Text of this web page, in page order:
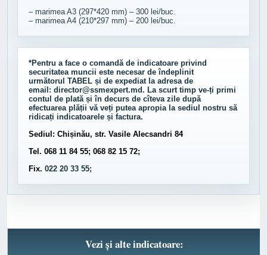
– marimea A3 (297*420 mm) – 300 lei/buc.
– marimea A4 (210*297 mm) – 200 lei/buc.
*Pentru a face o comandă de indicatoare privind
securitatea muncii este necesar de îndeplinit
următorul TABEL și de expediat la adresa de
email: director@ssmexpert.md. La scurt timp ve-ți primi
contul de plată și în decurs de cîteva zile după
efectuarea plății vă veți putea apropia la sediul nostru să
ridicați indicatoarele și factura.
Sediul: Chișinău, str. Vasile Alecsandri 84
Tel. 068 11 84 55; 068 82 15 72;
Fix. 022 20 33 55;
Vezi și alte indicatoare: